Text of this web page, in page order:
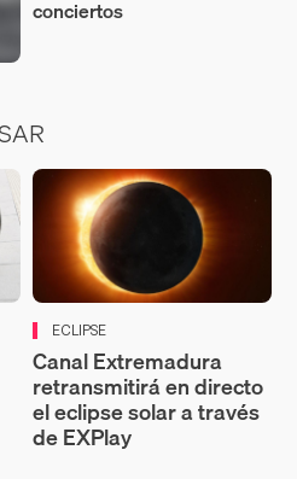
conciertos
ECLIPSE
Canal Extremadura
retransmitirá en directo
el eclipse solar a través
de EXPlay